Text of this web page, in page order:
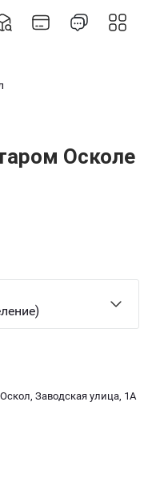
Осколе
Заводская улица, 1А